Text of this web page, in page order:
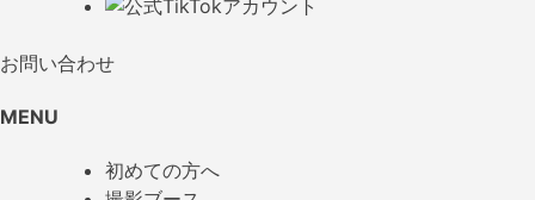
お問い合わせ
MENU
初めての方へ